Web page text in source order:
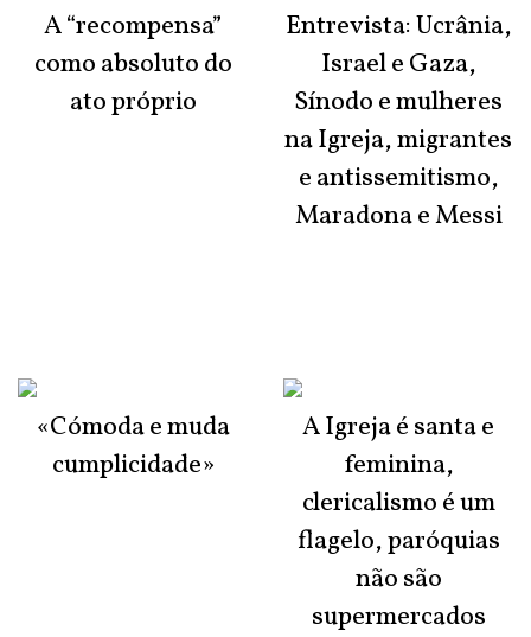
A “recompensa”
como absoluto do
ato próprio
«Cómoda e muda
cumplicidade»
Entrevista: Ucrânia,
Israel e Gaza,
Sínodo e mulheres
na Igreja, migrantes
e antissemitismo,
Maradona e Messi
A Igreja é santa e
feminina,
clericalismo é um
flagelo, paróquias
não são
supermercados